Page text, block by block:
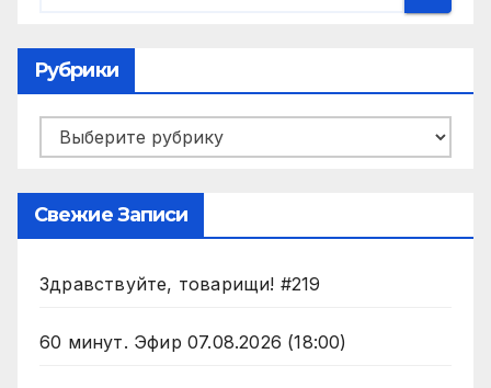
Рубрики
Рубрики
Свежие Записи
Здравствуйте, товарищи! #219
60 минут. Эфир 07.08.2026 (18:00)